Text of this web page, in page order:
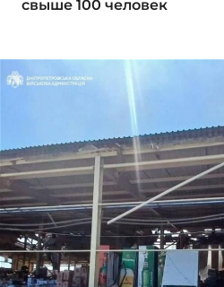
свыше 100 человек